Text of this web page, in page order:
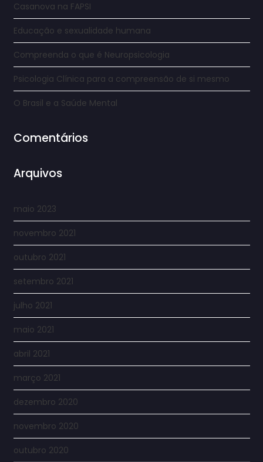
Casanova na FAPSI
Educação e sexualidade humana
Compreenda o que é Neuropsicologia
Psicologia Clínica para a compreensão de si mesmo
O Brasil e a Saúde Mental
Comentários
Arquivos
maio 2023
novembro 2021
outubro 2021
setembro 2021
julho 2021
maio 2021
abril 2021
março 2021
dezembro 2020
novembro 2020
outubro 2020